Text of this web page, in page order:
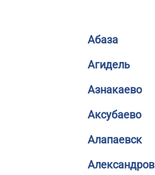
Абаза
Агидель
Азнакаево
Аксубаево
Алапаевск
Александров